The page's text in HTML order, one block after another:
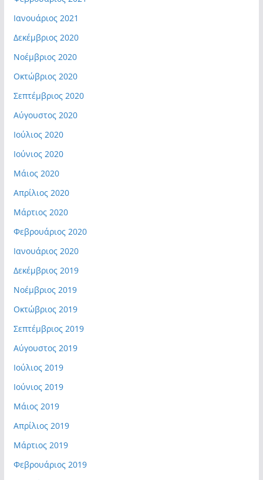
Ιανουάριος 2021
Δεκέμβριος 2020
Νοέμβριος 2020
Οκτώβριος 2020
Σεπτέμβριος 2020
Αύγουστος 2020
Ιούλιος 2020
Ιούνιος 2020
Μάιος 2020
Απρίλιος 2020
Μάρτιος 2020
Φεβρουάριος 2020
Ιανουάριος 2020
Δεκέμβριος 2019
Νοέμβριος 2019
Οκτώβριος 2019
Σεπτέμβριος 2019
Αύγουστος 2019
Ιούλιος 2019
Ιούνιος 2019
Μάιος 2019
Απρίλιος 2019
Μάρτιος 2019
Φεβρουάριος 2019